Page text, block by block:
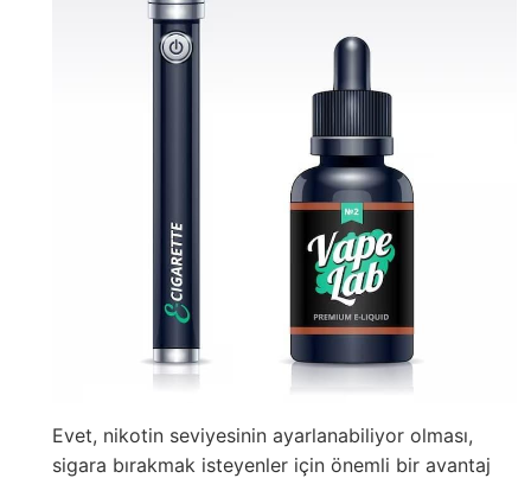
Evet, nikotin seviyesinin ayarlanabiliyor olması,
sigara bırakmak isteyenler için önemli bir avantaj